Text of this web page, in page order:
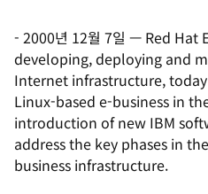
- 2000년 12월 7일 — Red Hat
developing, deploying and
Internet infrastructure,
Linux-based e-business in
introduction of new IBM
address the key phases in
business infrastructure.